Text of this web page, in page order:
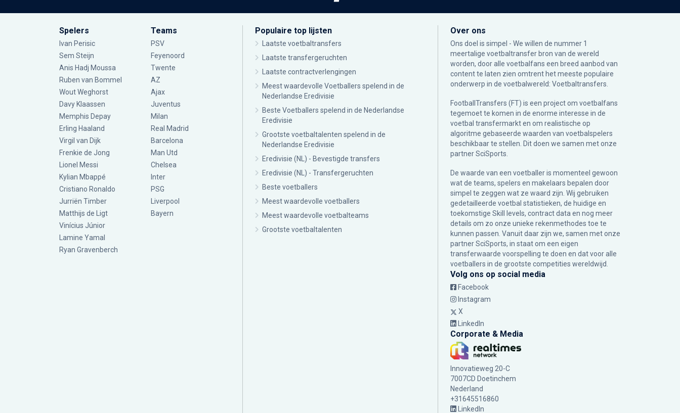
Spelers
Ivan Perisic
Sem Steijn
Anis Hadj Moussa
Ruben van Bommel
Wout Weghorst
Davy Klaassen
Memphis Depay
Erling Haaland
Virgil van Dijk
Frenkie de Jong
Lionel Messi
Kylian Mbappé
Cristiano Ronaldo
Jurriën Timber
Matthijs de Ligt
Vinícius Júnior
Lamine Yamal
Ryan Gravenberch
Teams
PSV
Feyenoord
Twente
AZ
Ajax
Juventus
Milan
Real Madrid
Barcelona
Man Utd
Chelsea
Inter
PSG
Liverpool
Bayern
Populaire top lijsten
Laatste voetbaltransfers
Laatste transfergeruchten
Laatste contractverlengingen
Meest waardevolle Voetballers spelend in de
Nederlandse Eredivisie
Beste Voetballers spelend in de Nederlandse
Eredivisie
Grootste voetbaltalenten spelend in de
Nederlandse Eredivisie
Eredivisie (NL) - Bevestigde transfers
Eredivisie (NL) - Transfergeruchten
Beste voetballers
Meest waardevolle voetballers
Meest waardevolle voetbalteams
Grootste voetbaltalenten
Over ons
Ons doel is simpel - We willen de nummer 1
meertalige voetbaltransfer bron van de wereld
worden, door alle voetbalfans een breed aanbod van
content te laten zien omtrent het meeste populaire
onderwerp in de voetbalwereld: Voetbaltransfers.
FootballTransfers (FT) is een project om voetbalfans
tegemoet te komen in de enorme interesse in de
voetbal transfermarkt en om realistische op
algoritme gebaseerde waarden van voetbalspelers
beschikbaar te stellen. Dit doen we samen met onze
partnerSciSports
De waarde van een voetballer is momenteel gewoon
wat de teams, spelers en makelaars bepalen door
simpel te zeggen wat ze waard zijn. Wij gebruiken
gedetailleerde voetbal statistieken, de huidige en
toekomstige Skill levels, contract data en nog meer
details om zo onze unieke rekenmethodes toe te
kunnen passen. Vanuit daar zijn we, samen met onze
partner SciSports, in staat om een eigen
transferwaarde voorspelling te doen en dat voor alle
voetballers in de grootste competities wereldwijd.
Volg ons op social media
Facebook
Instagram
X
LinkedIn
Corporate & Media
Innovatieweg 20-C
7007CD Doetinchem
Nederland
+31645516860
LinkedIn